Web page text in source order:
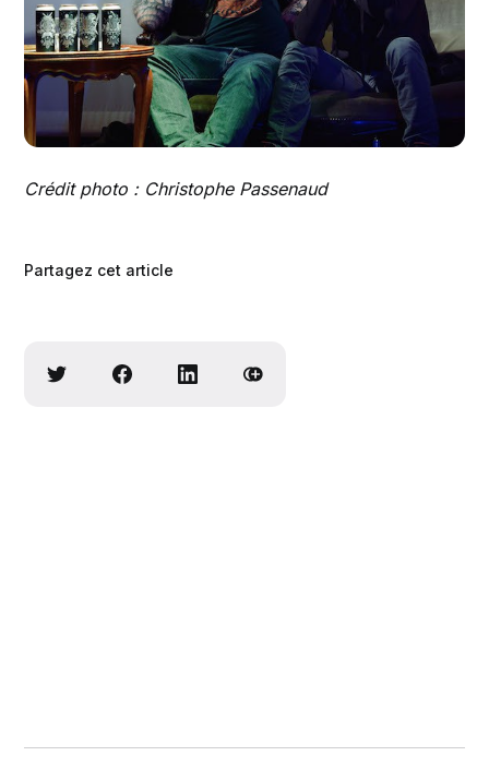
Crédit photo : Christophe Passenaud
Partagez cet article